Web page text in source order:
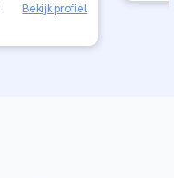
Bekijk profiel